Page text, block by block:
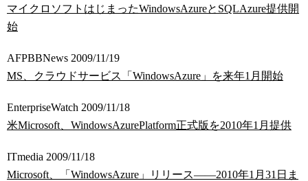
マイクロソフトはじまったWindowsAzureとSQLAzure提供開
始
AFPBBNews 2009/11/19
MS、クラウドサービス「WindowsAzure」を来年1月開始
EnterpriseWatch 2009/11/18
米Microsoft、WindowsAzurePlatform正式版を2010年1月提供
ITmedia 2009/11/18
Microsoft、「WindowsAzure」リリース――2010年1月31日ま